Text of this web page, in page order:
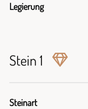
Legierung
Stein 1
Steinart